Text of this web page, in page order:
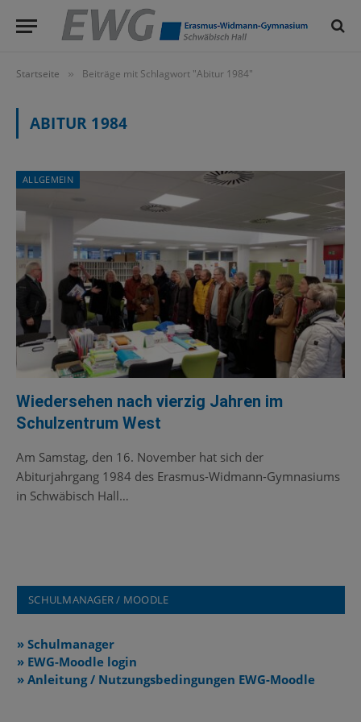
Startseite » Beiträge mit Schlagwort "Abitur 1984"
ABITUR 1984
ALLGEMEIN
Wiedersehen nach vierzig Jahren im
Schulzentrum West
Am Samstag, den 16. November hat sich der
Abiturjahrgang 1984 des Erasmus-Widmann-Gymnasiums
in Schwäbisch Hall…
SCHULMANAGER / MOODLE
» Schulmanager
» EWG-Moodle login
» Anleitung / Nutzungsbedingungen EWG-Moodle